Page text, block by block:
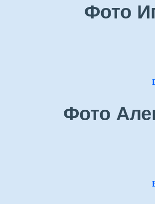
Фото
Фото